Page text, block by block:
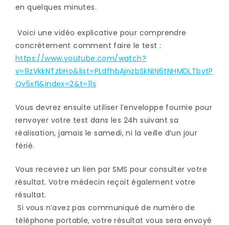
en quelques minutes.
Voici une vidéo explicative pour comprendre
concrètement comment faire le test :
https://www.youtube.com/watch?
v=9zVkkNTzbHo&list=PLdfhbAjnzbSkNIN6tNHMDLTbvtP
Qv5xfl&index=2&t=11s
Vous devrez ensuite utiliser l’enveloppe fournie pour
renvoyer votre test dans les 24h suivant sa
réalisation, jamais le samedi, ni la veille d’un jour
férié.
Vous recevrez un lien par SMS pour consulter votre
résultat. Votre médecin reçoit également votre
résultat.
Si vous n’avez pas communiqué de numéro de
téléphone portable, votre résultat vous sera envoyé